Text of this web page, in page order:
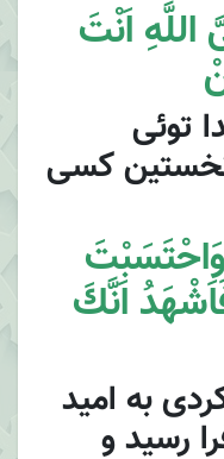
اللَّهِ اَنْتَ
توئى
كسى
اَنَّكَ
به اميد
رسيد و